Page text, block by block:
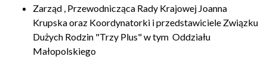
Zarząd , Przewodnicząca Rady Krajowej Joanna
Krupska oraz Koordynatorki i przedstawiciele Związku
Dużych Rodzin "Trzy Plus" w tym Oddziału
Małopolskiego